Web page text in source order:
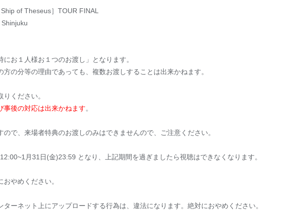
of Theseus］TOUR FINAL
にお１人様お１つのお渡し」となります。
の分等の理由であっても、複数お渡しすることは出来かねます。
りください。
事後の対応は出来かねます。
ので、来場者特典のお渡しのみはできませんので、ご注意ください。
月31日(金)23:59 となり、上記期間を過ぎましたら視聴はできなくなります。
おやめください。
ターネット上にアップロードする行為は、違法になります。絶対におやめください。